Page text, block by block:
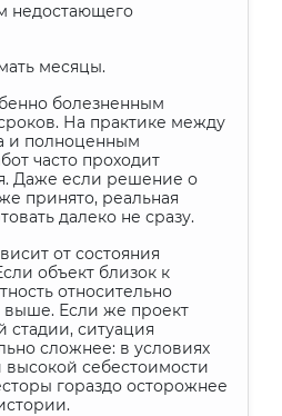
недостающего
месяцы.
болезненным
На практике между
и полноценным
часто проходит
Даже если решение о
принято, реальная
далеко не сразу.
от состояния
объект близок к
относительно
выше. Если же проект
стадии, ситуация
сложнее: в условиях
себестоимости
гораздо осторожнее